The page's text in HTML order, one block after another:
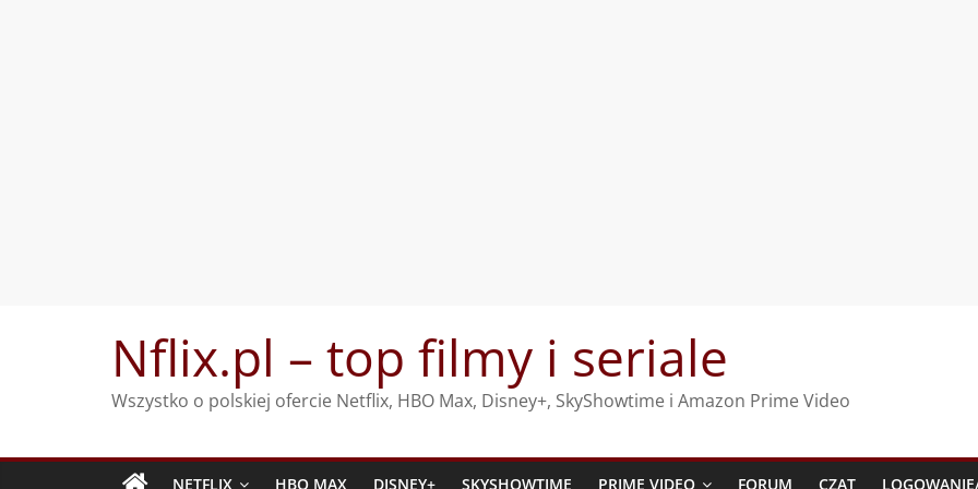
Nflix.pl – top filmy i seriale
Wszystko o polskiej ofercie Netflix, HBO Max, Disney+, SkyShowtime i Amazon Prime Video
NETFLIX HBO MAX DISNEY+ SKYSHOWTIME PRIME VIDEO FORUM CZAT